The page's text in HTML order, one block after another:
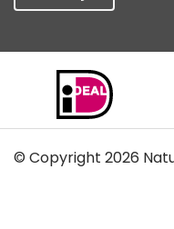
© Copyright 2026